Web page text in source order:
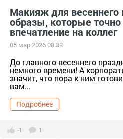
Макияж для весеннего
образы, которые точно
впечатление на коллег
05 мар 2026 08:39
До главного весеннего
немного времени! А
значит, что пора к ним
вам...
Подробнее
-1 1